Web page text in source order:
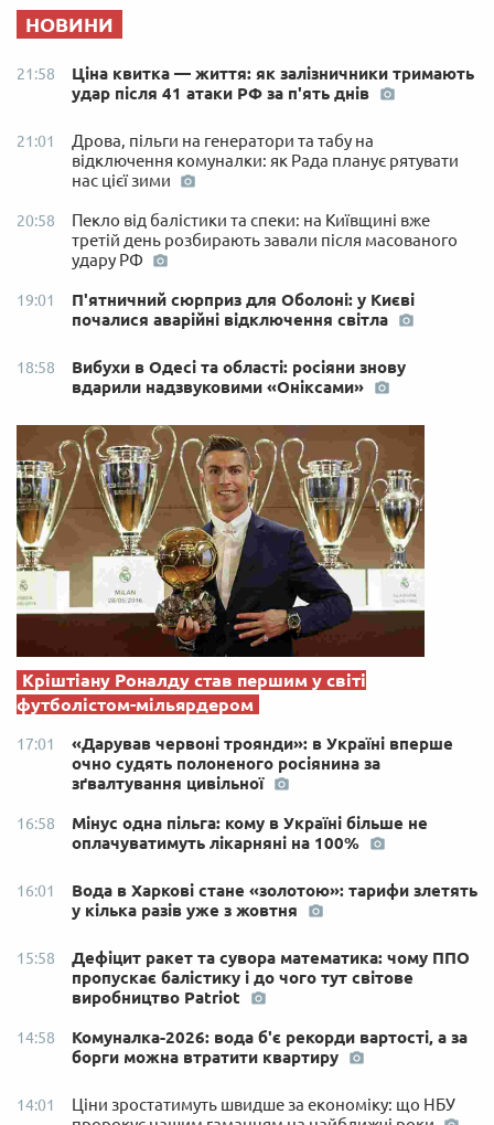
НОВИНИ
21:58
Ціна квитка — життя: як залізничники тримають
удар після 41 атаки РФ за п'ять днів
21:01
Дрова, пільги на генератори та табу на
відключення комуналки: як Рада планує рятувати
нас цієї зими
20:58
Пекло від балістики та спеки: на Київщині вже
третій день розбирають завали після масованого
удару РФ
19:01
П'ятничний сюрприз для Оболоні: у Києві
почалися аварійні відключення світла
18:58
Вибухи в Одесі та області: росіяни знову
вдарили надзвуковими «Оніксами»
Кріштіану Роналду став першим у світі
футболістом-мільярдером
17:01
«Дарував червоні троянди»: в Україні вперше
очно судять полоненого росіянина за
зґвалтування цивільної
16:58
Мінус одна пільга: кому в Україні більше не
оплачуватимуть лікарняні на 100%
16:01
Вода в Харкові стане «золотою»: тарифи злетять
у кілька разів уже з жовтня
15:58
Дефіцит ракет та сувора математика: чому ППО
пропускає балістику і до чого тут світове
виробництво Patriot
14:58
Комуналка-2026: вода б'є рекорди вартості, а за
борги можна втратити квартиру
14:01
Ціни зростатимуть швидше за економіку: що НБУ